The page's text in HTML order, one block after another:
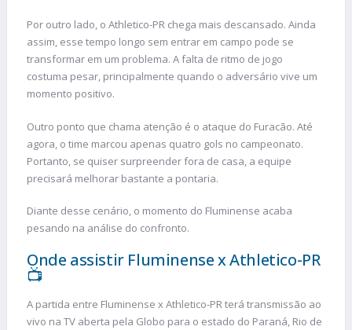
Por outro lado, o Athletico-PR chega mais descansado. Ainda
assim, esse tempo longo sem entrar em campo pode se
transformar em um problema. A falta de ritmo de jogo
costuma pesar, principalmente quando o adversário vive um
momento positivo.
Outro ponto que chama atenção é o ataque do Furacão. Até
agora, o time marcou apenas quatro gols no campeonato.
Portanto, se quiser surpreender fora de casa, a equipe
precisará melhorar bastante a pontaria.
Diante desse cenário, o momento do Fluminense acaba
pesando na análise do confronto.
Onde assistir Fluminense x Athletico-PR
📺
A partida entre Fluminense x Athletico-PR terá transmissão ao
vivo na TV aberta pela Globo para o estado do Paraná, Rio de